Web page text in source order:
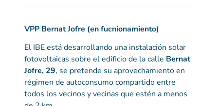
VPP Bernat Jofre (en fucnionamiento)
El IBE está desarrollando una instalación solar
fotovoltaicas sobre el edificio de la calle Bernat
Jofre, 29, se pretende su aprovechamiento en
régimen de autoconsumo compartido entre
todos los vecinos y vecinas que estén a menos